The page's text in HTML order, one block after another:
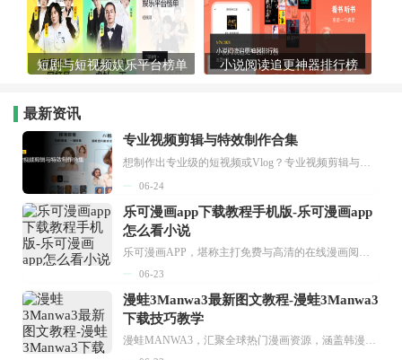
短剧与短视频娱乐平台榜单 小说阅读追更神器排行榜
最新资讯
专业视频剪辑与特效制作合集
想制作出专业级的短视频或Vlog？专业视频剪辑与特效制作大全专题为你提供了从剪辑、抠像到特效包装的全套解决方案。无论是添加炫酷的片头、进行精准的视频抠图，还是制...
06-24
乐可漫画app下载教程手机版-乐可漫画app
怎么看小说
06-23
漫蛙3Manwa3最新图文教程-漫蛙3Manwa3
下载技巧教学